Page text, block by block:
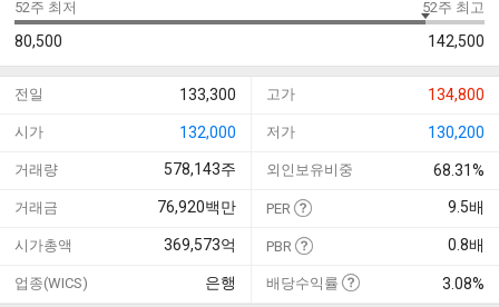
52주 최저
80,500
52주 최고
142,500
전일 133,300 고가 134,800
시가 132,000 저가 130,200
거래량 578,143주 외인보유비중 68.31%
거래금 76,920백만 PER 9.5배
시가총액 369,573억 PBR 0.8배
업종(WICS) 은행 배당수익률 3.08%